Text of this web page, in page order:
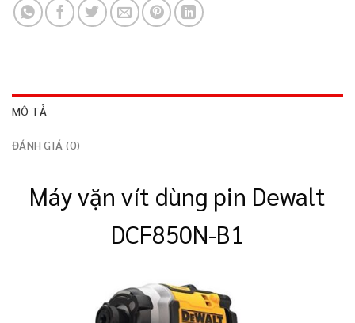
MÔ TẢ
ĐÁNH GIÁ (0)
Máy vặn vít dùng pin Dewalt
DCF850N-B1